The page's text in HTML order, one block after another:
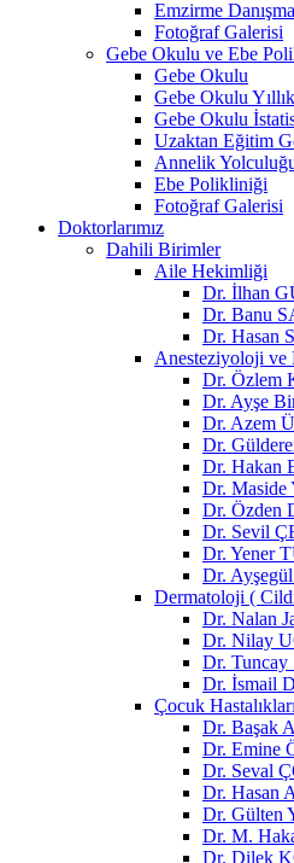
Emzirme
Fotoğraf Galerisi
Gebe Okulu ve Ebe
Gebe Okulu
Gebe Okulu
Gebe Okulu
Uzaktan Eğitim
Annelik
Ebe Polikliniği
Fotoğraf Galerisi
Doktorlarımız
Dahili Birimler
Aile Hekimliği
Dr. İlhan
Dr. Banu
Dr. Hasan
Anesteziyoloji ve
Dr. Özlem
Dr. Ayşe
Dr. Azem
Dr.
Dr. Hakan
Dr.
Dr. Özden
Dr. Sevil
Dr. Yener
Dr.
Dermatoloji (
Dr. Nalan
Dr. Nilay
Dr.
Dr. İsmail
Çocuk Hastalıkları
Dr. Başak
Dr. Emine
Dr. Seval
Dr. Hasan
Dr. Gülten
Dr. M.
Dr. Dilek